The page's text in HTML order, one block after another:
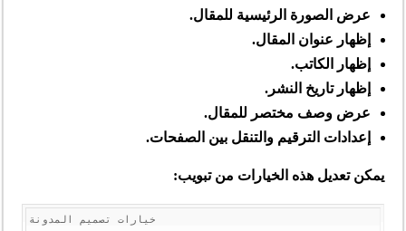
عرض الصورة الرئيسية للمقال.
إظهار عنوان المقال.
إظهار الكاتب.
إظهار تاريخ النشر.
عرض وصف مختصر للمقال.
إعدادات الترقيم والتنقل بين الصفحات.
يمكن تعديل هذه الخيارات من تبويب: